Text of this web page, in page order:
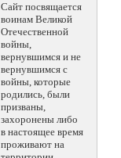
Сайт посвящается
воинам Великой
Отечественной
войны,
вернувшимся и не
вернувшимся с
войны, которые
родились, были
призваны,
захоронены либо
в настоящее время
проживают на